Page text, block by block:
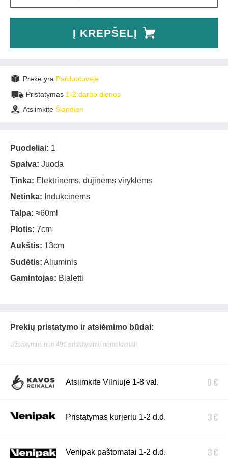
Į KREPŠELĮ
Prekė yra Parduotuvėje
Pristatymas 1-2 darbo dienos
Atsiimkite Šiandien
Puodeliai: 1
Spalva: Juoda
Tinka: Elektrinėms, dujinėms viryklėms
Netinka: Indukcinėms
Talpa: ≈60ml
Plotis: 7cm
Aukštis: 13cm
Sudėtis: Aliuminis
Gamintojas: Bialetti
Prekių pristatymo ir atsiėmimo būdai:
Užsakymus nuo 49€ pristatysime nemokamai!
Atsiimkite Vilniuje 1-8 val. 0 €
Pristatymas kurjeriu 1-2 d.d. 3 €
Venipak paštomatai 1-2 d.d. 3 €